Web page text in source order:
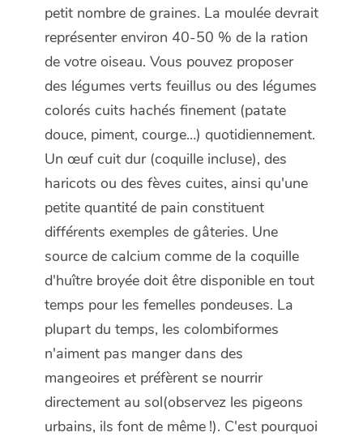
petit nombre de graines. La moulée devrait
représenter environ 40-50 % de la ration
de votre oiseau. Vous pouvez proposer
des légumes verts feuillus ou des légumes
colorés cuits hachés finement (patate
douce, piment, courge…) quotidiennement.
Un œuf cuit dur (coquille incluse), des
haricots ou des fèves cuites, ainsi qu'une
petite quantité de pain constituent
différents exemples de gâteries. Une
source de calcium comme de la coquille
d'huître broyée doit être disponible en tout
temps pour les femelles pondeuses. La
plupart du temps, les colombiformes
n'aiment pas manger dans des
mangeoires et préfèrent se nourrir
directement au sol(observez les pigeons
urbains, ils font de même !). C'est pourquoi